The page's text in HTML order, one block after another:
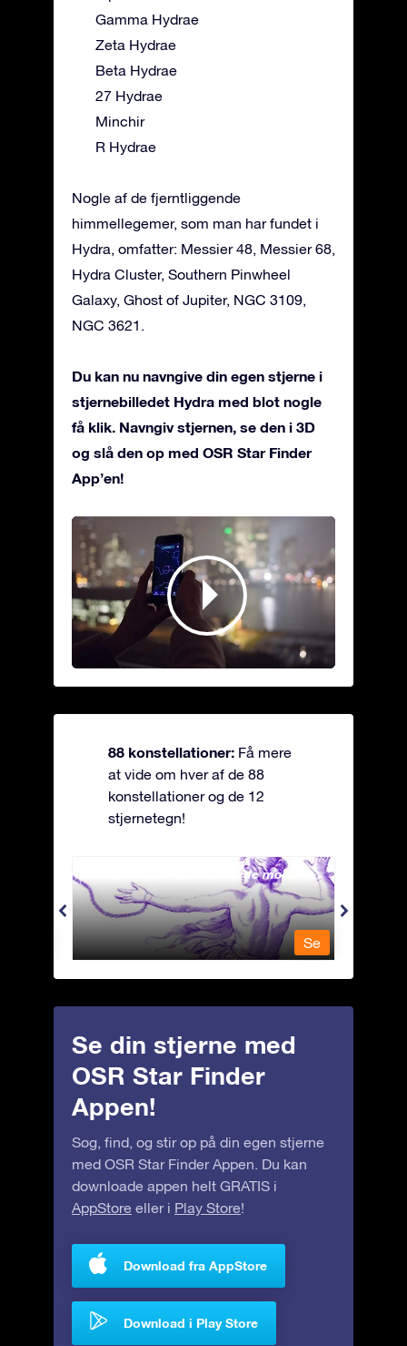
Gamma Hydrae
Zeta Hydrae
Beta Hydrae
27 Hydrae
Minchir
R Hydrae
Nogle af de fjerntliggende
himmellegemer, som man har fundet i
Hydra, omfatter: Messier 48, Messier 68,
Hydra Cluster, Southern Pinwheel
Galaxy, Ghost of Jupiter, NGC 3109,
NGC 3621.
Du kan nu navngive din egen stjerne i
stjernebilledet Hydra med blot nogle
få klik. Navngiv stjernen, se den i 3D
og slå den op med OSR Star Finder
App’en!
88 konstellationer: Få mere
at vide om hver af de 88
konstellationer og de 12
stjernetegn!
Andromeda - Den lænkede mø
Se
Se din stjerne med
OSR Star Finder
Appen!
Søg, find, og stir op på din egen stjerne
med OSR Star Finder Appen. Du kan
downloade appen helt GRATIS i
AppStore eller i Play Store!
Download fra AppStore
Download i Play Store